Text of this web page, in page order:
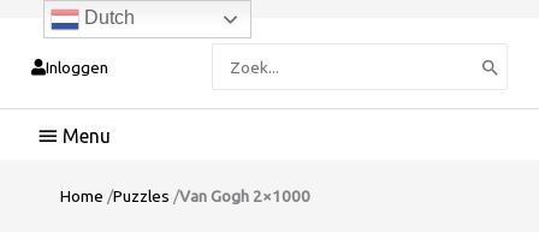
Inloggen
naar:
Hoofdmenu
Home /Puzzles /Van Gogh 2×1000
Dutch